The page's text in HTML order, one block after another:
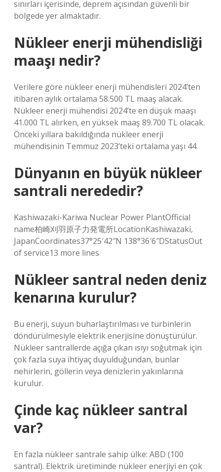
sınırları içerisinde, deprem açısından güvenli bir
bölgede yer almaktadır.
Nükleer enerji mühendisliği
maaşı nedir?
Verilere göre nükleer enerji mühendisleri 2024’ten
itibaren aylık ortalama 58.500 TL maaş alacak.
Nükleer enerji mühendisi 2024’te en düşük maaşı
41.000 TL alırken, en yüksek maaş 89.700 TL olacak.
Önceki yıllara bakıldığında nükleer enerji
mühendisinin Temmuz 2023’teki ortalama yaşı 44.
Dünyanın en büyük nükleer
santrali nerededir?
Kashiwazaki-Kariwa Nuclear Power PlantOfficial
name柏崎刈羽原子力発電所LocationKashiwazaki,
JapanCoordinates37°25′42″N 138°36′6″DStatusOut
of service13 more lines
Nükleer santral neden deniz
kenarına kurulur?
Bu enerji, suyun buharlaştırılması ve türbinlerin
döndürülmesiyle elektrik enerjisine dönüştürülür.
Nükleer santrallerde açığa çıkan ısıyı soğutmak için
çok fazla suya ihtiyaç duyulduğundan, bunlar
nehirlerin, göllerin veya denizlerin yakınlarına
kurulur.
Çinde kaç nükleer santral
var?
En fazla nükleer santrale sahip ülke: ABD (100
santral). Elektrik üretiminde nükleer enerjiyi en çok